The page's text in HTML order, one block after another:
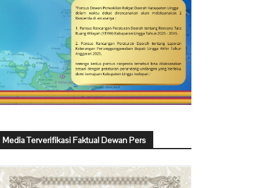
Media Terverifikasi Faktual Dewan Pers